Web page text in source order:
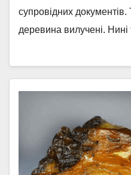
супровідних документів.
деревина вилучені.